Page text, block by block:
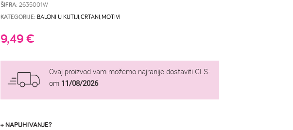
ŠIFRA: 2635001W
KATEGORIJE: BALONI U KUTIJI CRTANI MOTIVI
9,49€
Ovaj proizvod vam možemo najranije dostaviti GLS-
om 11/08/2026
+ NAPUHIVANJE?